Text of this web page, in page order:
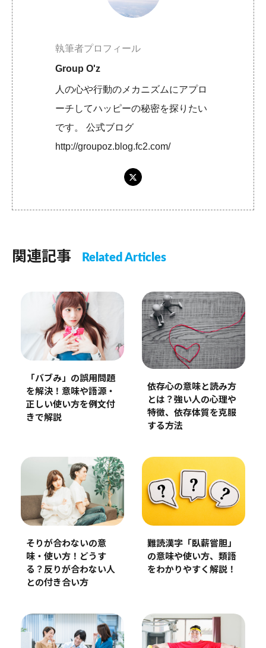
執筆者プロフィール
Group O'z
人の心や行動のメカニズムにアプロ
ーチしてハッピーの秘密を探りたい
です。 公式ブログ
http://groupoz.blog.fc2.com/
関連記事 Related Articles
「バブみ」の誤用問題
を解決！意味や語源・
正しい使い方を例文付
きで解説
依存心の意味と読み方
とは？強い人の心理や
特徴、依存体質を克服
する方法
そりが合わないの意
味・使い方！どうす
る？反りが合わない人
との付き合い方
難読漢字「臥薪嘗胆」
の意味や使い方、類語
をわかりやすく解説！